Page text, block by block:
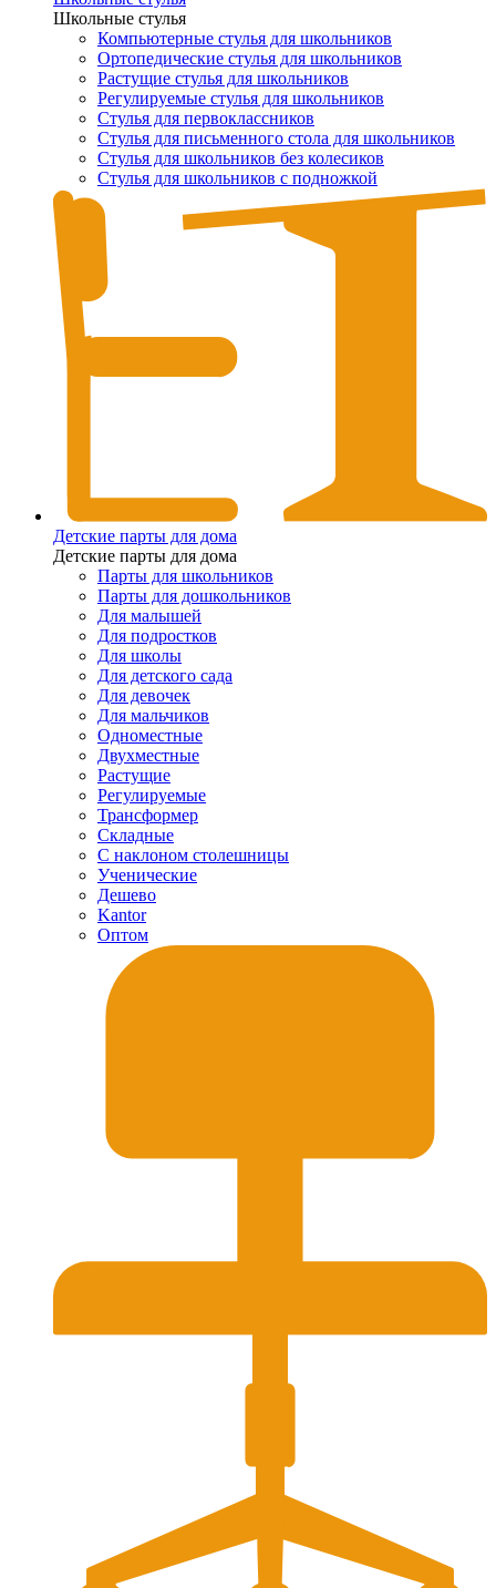
Школьные стулья
Компьютерные стулья для школьников
Ортопедические стулья для школьников
Растущие стулья для школьников
Регулируемые стулья для школьников
Стулья для первоклассников
Стулья для письменного стола для школьников
Стулья для школьников без колесиков
Стулья для школьников с подножкой
Детские парты для дома
Детские парты для дома
Парты для школьников
Парты для дошкольников
Для малышей
Для подростков
Для школы
Для детского сада
Для девочек
Для мальчиков
Одноместные
Двухместные
Растущие
Регулируемые
Трансформер
Складные
С наклоном столешницы
Ученические
Дешево
Kantor
Оптом